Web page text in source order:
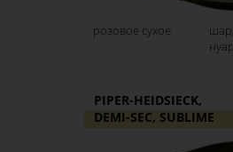
розовое сухое
PIPER-HEIDSIECK,
DEMI-SEC, SUBLIME